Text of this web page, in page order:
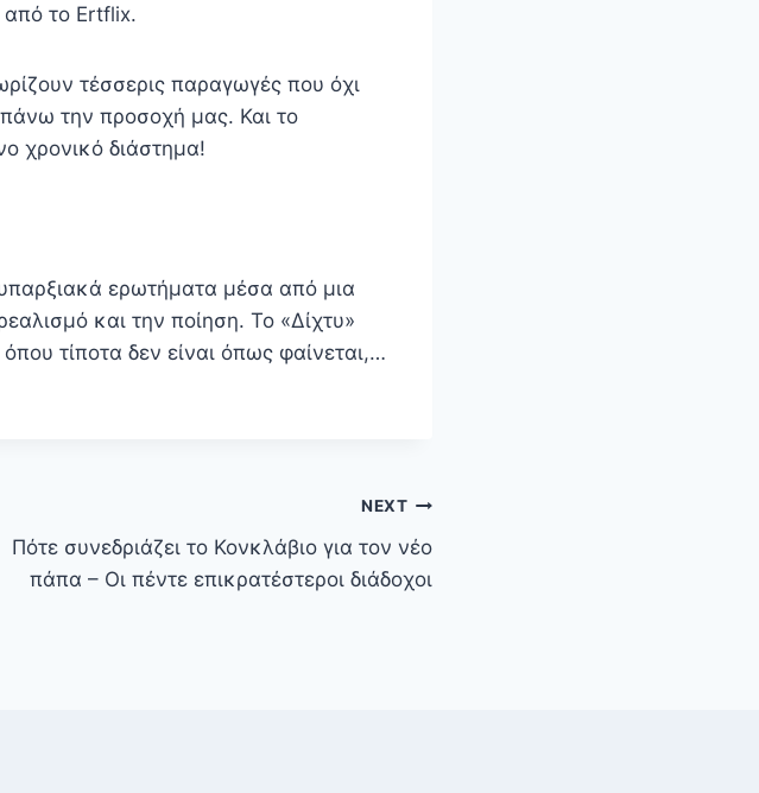
από το Ertflix.
τέσσερις παραγωγές που όχι
την προσοχή μας. Και το
χρονικό διάστημα!
ερωτήματα μέσα από μια
και την ποίηση. Το «Δίχτυ»
τίποτα δεν είναι όπως φαίνεται,…
NEXT
Πότε συνεδριάζει το Κονκλάβιο για τον νέο
πάπα – Οι πέντε επικρατέστεροι διάδοχοι